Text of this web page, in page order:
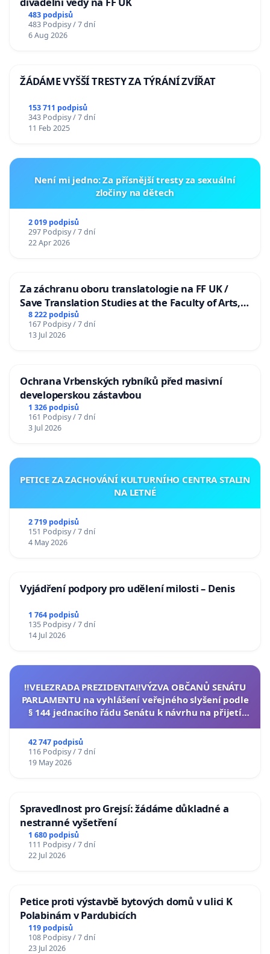
483 podpisů
483 Podpisy / 7 dní
6 Aug 2026
ŽÁDÁME VYŠŠÍ TRESTY ZA TÝRÁNÍ ZVÍŘAT
153 711 podpisů
343 Podpisy / 7 dní
11 Feb 2025
Není mi jedno: Za přísnější tresty za sexuální
zločiny na dětech
2 019 podpisů
297 Podpisy / 7 dní
22 Apr 2026
Za záchranu oboru translatologie na FF UK /
Save Translation Studies at the Faculty of Arts,
Charles University
8 222 podpisů
167 Podpisy / 7 dní
13 Jul 2026
Ochrana Vrbenských rybníků před masivní
developerskou zástavbou
1 326 podpisů
161 Podpisy / 7 dní
3 Jul 2026
PETICE ZA ZACHOVÁNÍ KULTURNÍHO CENTRA STALIN
NA LETNÉ
2 719 podpisů
151 Podpisy / 7 dní
4 May 2026
Vyjádření podpory pro udělení milosti – Denis
1 764 podpisů
135 Podpisy / 7 dní
14 Jul 2026
‼️VELEZRADA PREZIDENTA‼️VÝZVA OBČANŮ SENÁTU
PARLAMENTU na vyhlášení veřejného slyšení podle
§ 144 jednacího řádu Senátu k návrhu na přijetí
42 747 podpisů
116 Podpisy / 7 dní
19 May 2026
Spravedlnost pro Grejsí: žádáme důkladné a
nestranné vyšetření
1 680 podpisů
111 Podpisy / 7 dní
22 Jul 2026
Petice proti výstavbě bytových domů v ulici K
Polabinám v Pardubicích
119 podpisů
108 Podpisy / 7 dní
23 Jul 2026